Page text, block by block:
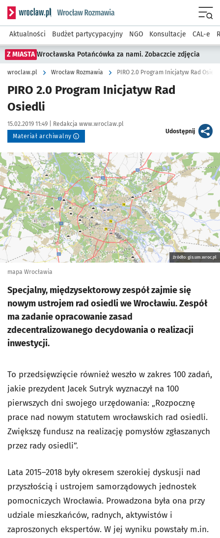
Serwis informacyjny wroclaw.pl podserwis: Rozmawia
Aktualności Budżet partycypacyjny NGO Konsultacje CAL-e
Z MIASTA Wrocławska Potańcówka za nami. Zobaczcie zdjęcia
wroclaw.pl Wrocław Rozmawia PIRO 2.0 Program Inicjatyw Rad
PIRO 2.0 Program Inicjatyw Rad
Osiedli
Data publikacji:
15.02.2019 11:49 | Autor:
Redakcja www.wroclaw.pl
Materiał archiwalny
Udostępnijartykuł
Kliknij, aby powiększyć
źródło: gis.um.wroc.pl
mapa Wrocławia
Specjalny, międzysektorowy zespół zajmie się
nowym ustrojem rad osiedli we Wrocławiu. Zespół
ma zadanie opracowanie zasad
zdecentralizowanego decydowania o realizacji
inwestycji.
To przedsięwzięcie również weszło w zakres 100 zadań,
jakie prezydent Jacek Sutryk wyznaczył na 100
pierwszych dni swojego urzędowania: „Rozpocznę
prace nad nowym statutem wrocławskich rad osiedli.
Zwiększę fundusz na realizację pomysłów zgłaszanych
przez rady osiedli”.
Lata 2015–2018 były okresem szerokiej dyskusji nad
przyszłością i ustrojem samorządowych jednostek
pomocniczych Wrocławia. Prowadzona była ona przy
udziale mieszkańców, radnych, aktywistów i
zaproszonych ekspertów. W jej wyniku powstały m.in.